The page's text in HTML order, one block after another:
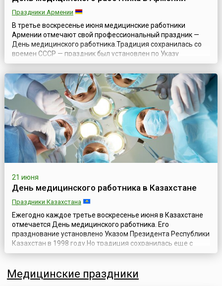
Праздники Армении
В третье воскресенье июня медицинские работники
Армении отмечают свой профессиональный праздник —
День медицинского работника.Традиция сохранилась со
времен СССР — праздник был установлен по Указу
Президиума Верховного Совета СССР № 3018–Х от 1
октября 1980 года «О праздничных и памятных днях», в
редакции Указа Президиума Верховного Совета СССР №
9724–XI от 1 ноября 1988 года «О внесении измен...
21 июня
День медицинского работника в Казахстане
Праздники Казахстана
Ежегодно каждое третье воскресенье июня в Казахстане
отмечается День медицинского работника. Его
празднование установлено Указом Президента Республики
Казахстан в 1998 году.Но традиция сохранилась еще с
советских времен – праздник был установлен Указом
октября 1980 года. Традиция славная, так же как и сама по
себе советская школа медицины, соверш...
Медицинские праздники